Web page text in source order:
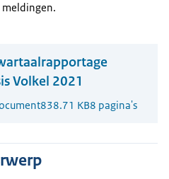
Volkel 2021
838.71 KB8 pagina's